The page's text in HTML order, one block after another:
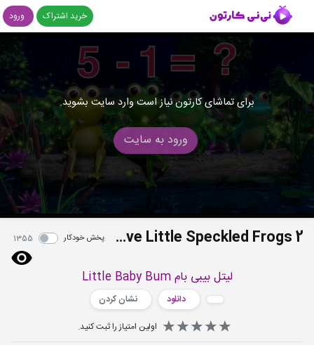
خرید اشتراک ورود
برای تماشای کارتون نیاز است وارد سایت بشوید.
ورود به سایت
Five Little Speckled Frogs 2 پخش خودکار 1355
لیتل بیبی بام Little Baby Bum
دانلود
نشان کردن
اولین امتیاز را ثبت کنید.